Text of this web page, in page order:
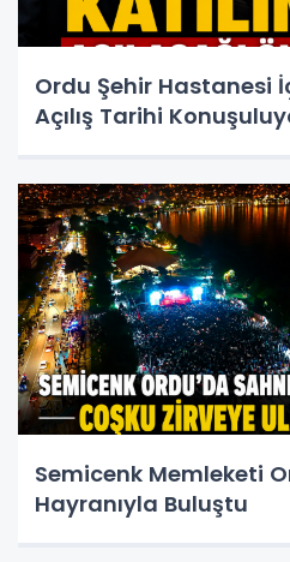
Ordu Şehir Hastanesi
Açılış Tarihi
Semicenk Memleketi
Hayranıyla Buluştu